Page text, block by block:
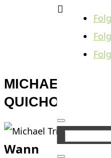

MICHAEL
QUICHOTTE
Wann